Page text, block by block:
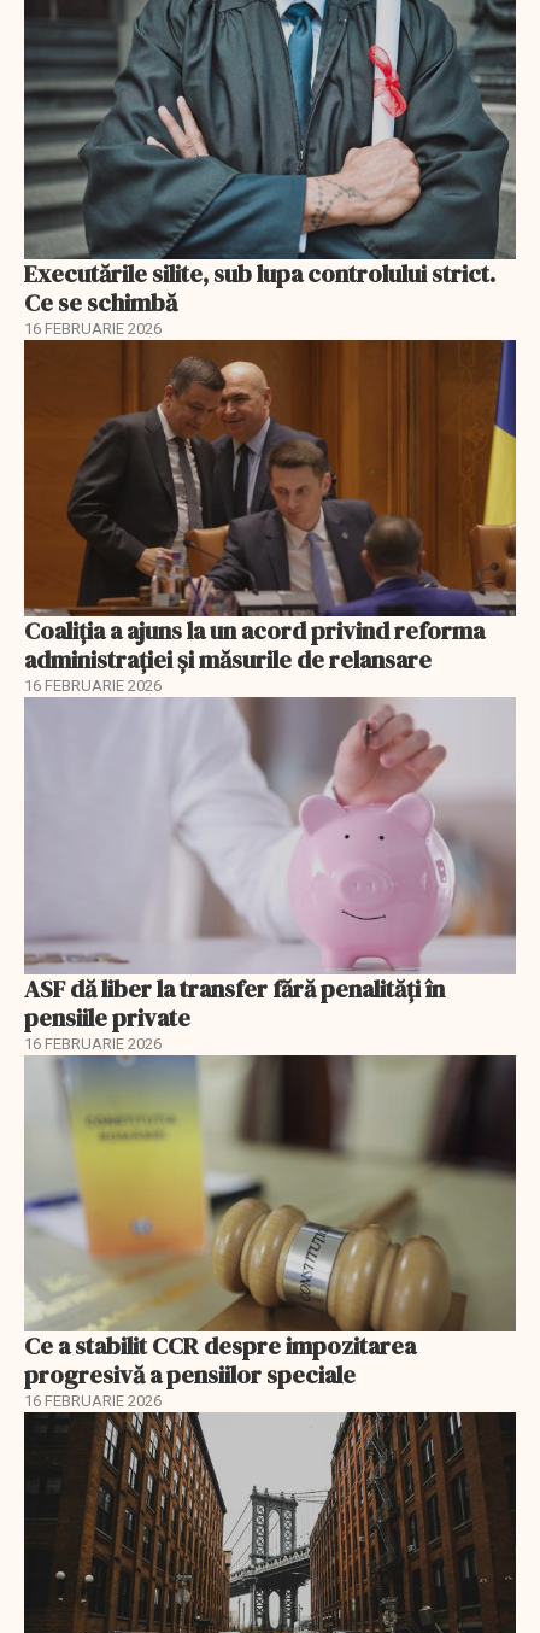
Executările silite, sub lupa controlului strict.
Ce se schimbă
16 FEBRUARIE 2026
Coaliția a ajuns la un acord privind reforma
administrației și măsurile de relansare
16 FEBRUARIE 2026
ASF dă liber la transfer fără penalități în
pensiile private
16 FEBRUARIE 2026
Ce a stabilit CCR despre impozitarea
progresivă a pensiilor speciale
16 FEBRUARIE 2026